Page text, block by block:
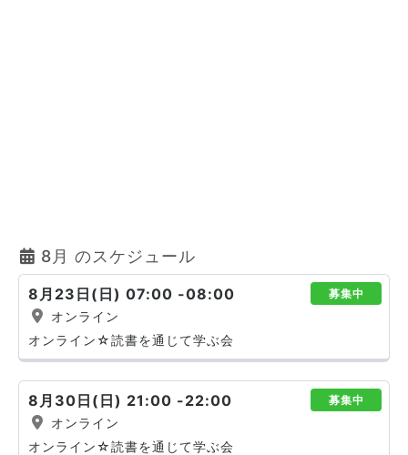
8月 のスケジュール
8月23日(日) 07:00 -08:00 募集中
オンライン
オンライン☆読書を通じて学ぶ会
8月30日(日) 21:00 -22:00 募集中
オンライン
オンライン☆読書を通じて学ぶ会